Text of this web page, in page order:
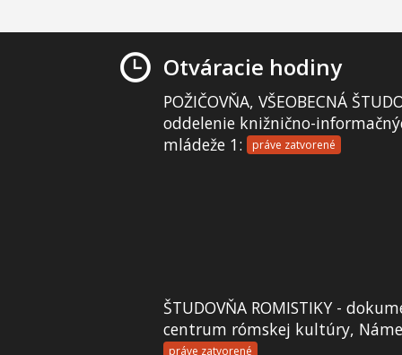
Otváracie hodiny
POŽIČOVŇA, VŠEOBECNÁ
oddelenie knižnično-
mládeže 1:
práve zatvorené
ŠTUDOVŇA ROMISTIKY -
centrum rómskej kultúry,
práve zatvorené